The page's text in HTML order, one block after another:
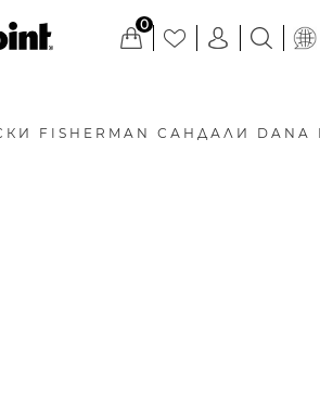
0
FISHERMAN САНДАЛИ